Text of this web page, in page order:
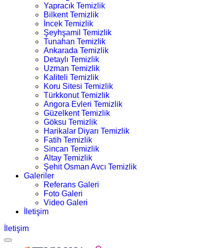
Yapracık Temizlik
Bilkent Temizlik
İncek Temizlik
Şeyhşamil Temizlik
Tunahan Temizlik
Ankarada Temizlik
Detaylı Temizlik
Uzman Temizlik
Kaliteli Temizlik
Koru Sitesi Temizlik
Türkkonut Temizlik
Angora Evleri Temizlik
Güzelkent Temizlik
Göksu Temizlik
Harikalar Diyarı Temizlik
Fatih Temizlik
Sincan Temizlik
Altay Temizlik
Şehit Osman Avcı Temizlik
Galeriler
Referans Galeri
Foto Galeri
Video Galeri
İletişim
İletişim